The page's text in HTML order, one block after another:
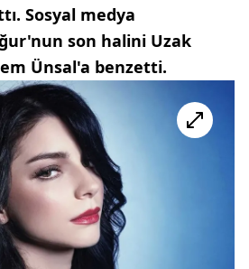
Sosyal medya
son halini Uzak
Ünsal'a benzetti.